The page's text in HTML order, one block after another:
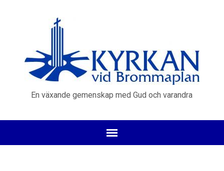
En växande gemenskap med Gud och varandra